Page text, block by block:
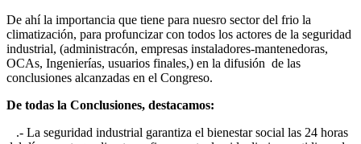
De ahí la importancia que tiene para nuesro sector del frio la
climatización, para profuncizar con todos los actores de la seguridad
industrial, (administracón, empresas instaladores-mantenedoras,
OCAs, Ingenierías, usuarios finales,) en la difusión de las
conclusiones alcanzadas en el Congreso.
De todas la Conclusiones, destacamos:
.- La seguridad industrial garantiza el bienestar social las 24 horas